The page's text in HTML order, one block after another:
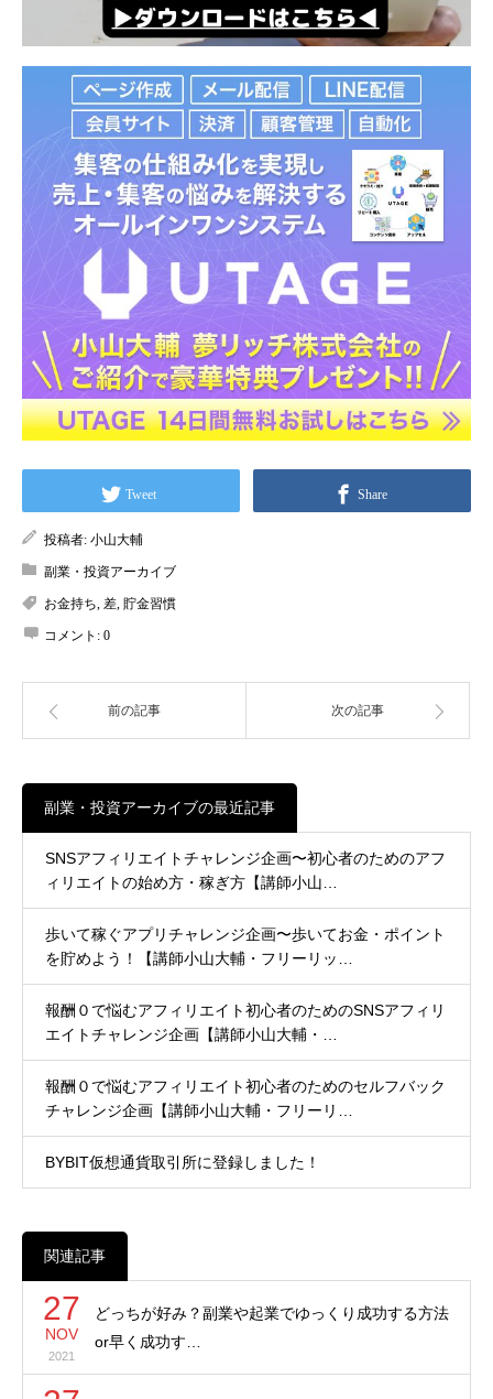
Tweet Share
投稿者: 小山大輔
副業・投資アーカイブ
お金持ち, 差, 貯金習慣
コメント: 0
前の記事 次の記事
副業・投資アーカイブの最近記事
SNSアフィリエイトチャレンジ企画〜初心者のためのアフ
ィリエイトの始め方・稼ぎ方【講師小山…
歩いて稼ぐアプリチャレンジ企画〜歩いてお金・ポイント
を貯めよう！【講師小山大輔・フリーリッ…
報酬０で悩むアフィリエイト初心者のためのSNSアフィリ
エイトチャレンジ企画【講師小山大輔・…
報酬０で悩むアフィリエイト初心者のためのセルフバック
チャレンジ企画【講師小山大輔・フリーリ…
BYBIT仮想通貨取引所に登録しました！
関連記事
27
NOV
2021
どっちが好み？副業や起業でゆっくり成功する方法
or早く成功す…